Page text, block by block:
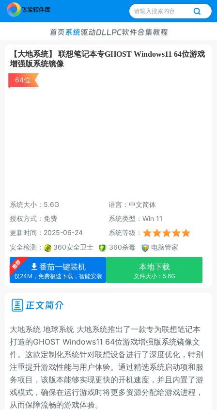
首页系统驱动DLLPC软件合集教程
【大地系统】 联想笔记本专GHOST Windows11 64位游戏
增强版系统镜像
64位
系统大小：5.6G
语言：中文简体
授权方式：免费
系统类型：Win 11
更新时间：2025-06-24
系统等级：
安全检测：
360安全卫士 360杀毒 电脑管家
番茄一键装机
仅24M，免费极速下载，智能安装
本地下载
文件大小：5.6G
正文简介
大地系统 地球系统 大地系统推出了一款专为联想笔记本
打造的GHOST Windows11 64位游戏增强版系统镜像文
件。这款定制化系统针对联想设备进行了深度优化，特别
注重提升游戏性能与用户体验。通过精选系统启动项和服
务项目，该版本能够实现更快的开机速度，并且内置了游
戏模式，确保在运行游戏时将更多资源分配给游戏进程，
从而保障流畅的游戏体验。